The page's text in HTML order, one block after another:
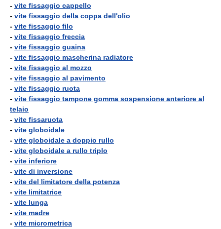
- vite fissaggio cappello
- vite fissaggio della coppa dell'olio
- vite fissaggio filo
- vite fissaggio freccia
- vite fissaggio guaina
- vite fissaggio mascherina radiatore
- vite fissaggio al mozzo
- vite fissaggio al pavimento
- vite fissaggio ruota
- vite fissaggio tampone gomma sospensione anteriore al
telaio
- vite fissaruota
- vite globoidale
- vite globoidale a doppio rullo
- vite globoidale a rullo triplo
- vite inferiore
- vite di inversione
- vite del limitatore della potenza
- vite limitatrice
- vite lunga
- vite madre
- vite micrometrica